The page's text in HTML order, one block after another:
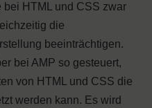
HTML und CSS zwar
die
beeinträchtigen.
bei AMP so gesteuert,
von HTML und CSS die
werden kann. Es wird